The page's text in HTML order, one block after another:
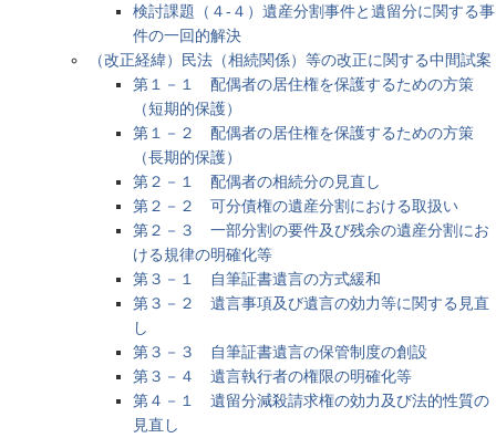
検討課題（４-４）遺産分割事件と遺留分に関する事
件の一回的解決
（改正経緯）民法（相続関係）等の改正に関する中間試案
第１－１ 配偶者の居住権を保護するための方策
（短期的保護）
第１－２ 配偶者の居住権を保護するための方策
（長期的保護）
第２－１ 配偶者の相続分の見直し
第２－２ 可分債権の遺産分割における取扱い
第２－３ 一部分割の要件及び残余の遺産分割にお
ける規律の明確化等
第３－１ 自筆証書遺言の方式緩和
第３－２ 遺言事項及び遺言の効力等に関する見直
し
第３－３ 自筆証書遺言の保管制度の創設
第３－４ 遺言執行者の権限の明確化等
第４－１ 遺留分減殺請求権の効力及び法的性質の
見直し